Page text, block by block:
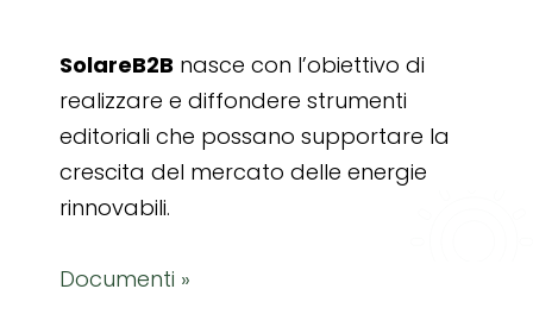
SolareB2B nasce con l’obiettivo di
realizzare e diffondere strumenti
editoriali che possano supportare la
crescita del mercato delle energie
rinnovabili.
Documenti »